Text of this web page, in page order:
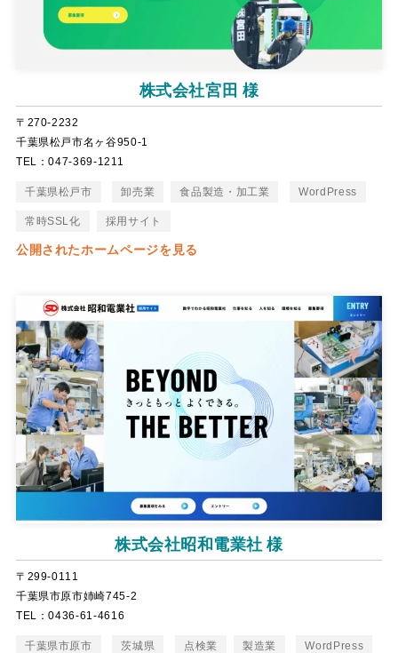
株式会社宮田 様
〒270-2232
千葉県松戸市名ヶ谷950-1
TEL：047-369-1211
千葉県松戸市 卸売業 食品製造・加工業 WordPress
常時SSL化 採用サイト
公開されたホームページを見る
株式会社昭和電業社 様
〒299-0111
千葉県市原市姉崎745-2
TEL：0436-61-4616
千葉県市原市 茨城県 点検業 製造業 WordPress